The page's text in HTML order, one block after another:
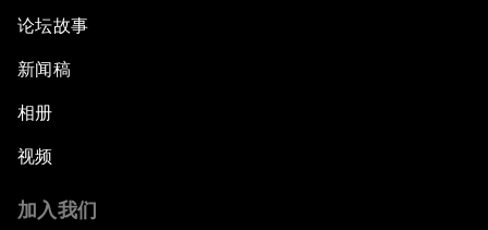
论坛故事
新闻稿
相册
视频
加入我们